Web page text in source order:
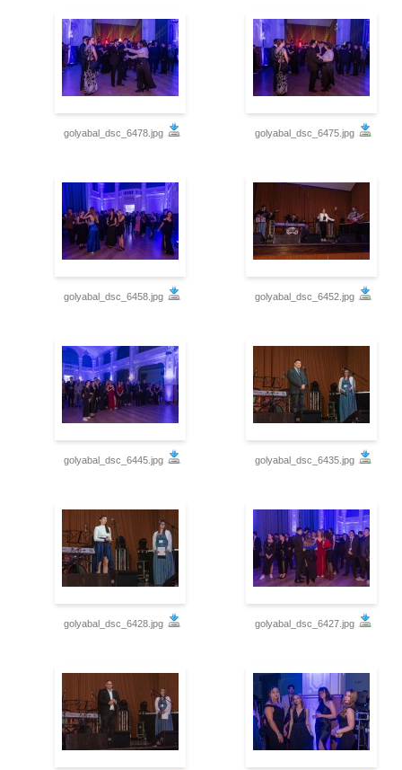
golyabal_dsc_6478.jpg golyabal_dsc_6475.jpg
golyabal_dsc_6458.jpg golyabal_dsc_6452.jpg
golyabal_dsc_6445.jpg golyabal_dsc_6435.jpg
golyabal_dsc_6428.jpg golyabal_dsc_6427.jpg